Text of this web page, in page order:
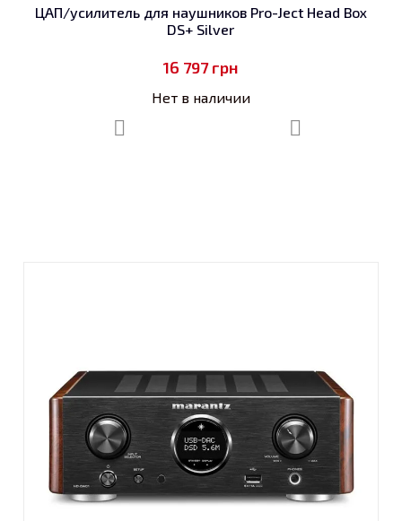
ЦАП/усилитель для наушников Pro-Ject Head Box
DS+ Silver
16 797грн
Нет в наличии